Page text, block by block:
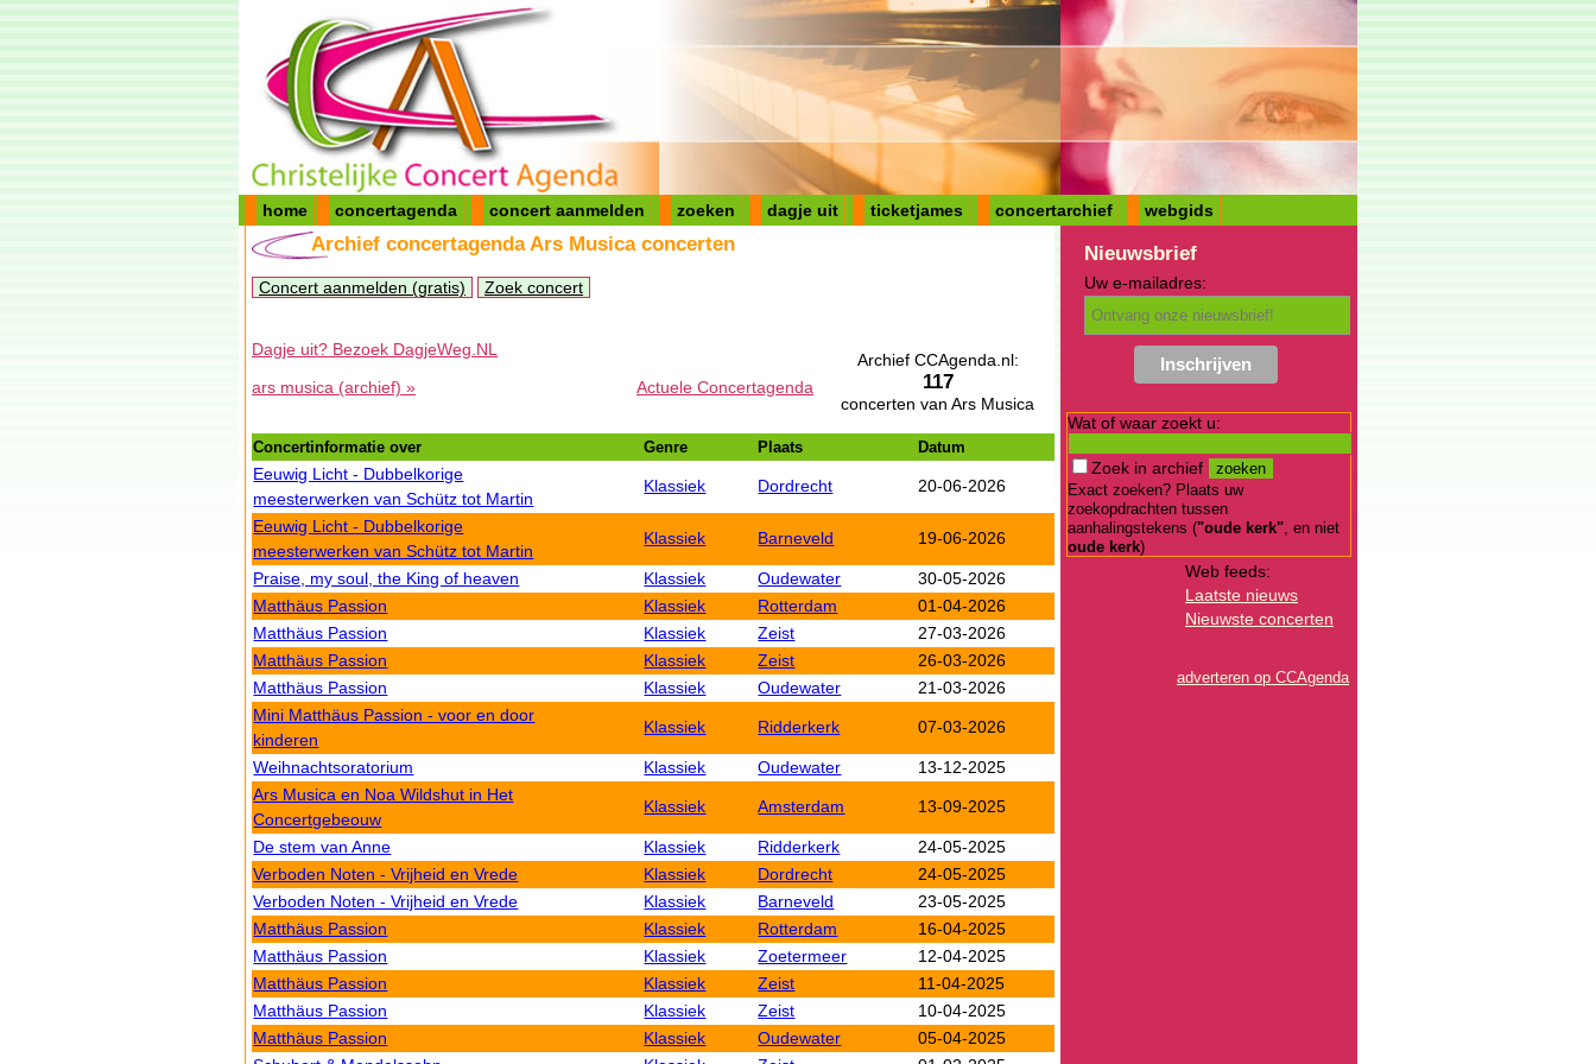
home concertagenda concert aanmelden zoeken dagje uit ticketjames concertarchief webgids
Archief concertagenda Ars Musica concerten
Concert aanmelden (gratis) Zoek concert
Archief CCAgenda.nl:
117
concerten van Ars Musica
Dagje uit? Bezoek DagjeWeg.NL
ars musica (archief) »
Actuele Concertagenda
Concertinformatie over Genre Plaats Datum
Eeuwig Licht - Dubbelkorige
meesterwerken van Schütz tot Martin
Klassiek Dordrecht 20-06-2026
Eeuwig Licht - Dubbelkorige
meesterwerken van Schütz tot Martin
Klassiek Barneveld 19-06-2026
Praise, my soul, the King of heaven Klassiek Oudewater
30-05-2026
Matthäus Passion
Klassiek Rotterdam
01-04-2026
Matthäus Passion
Klassiek Zeist
27-03-2026
Matthäus Passion
Klassiek Zeist
26-03-2026
Matthäus Passion
Klassiek Oudewater
21-03-2026
Mini Matthäus Passion - voor en door
kinderen
Klassiek Ridderkerk 07-03-2026
Weihnachtsoratorium Klassiek Oudewater
13-12-2025
Ars Musica en Noa Wildshut in Het
Concertgebeouw
Klassiek Amsterdam 13-09-2025
De stem van Anne Klassiek Ridderkerk
24-05-2025
Verboden Noten - Vrijheid en Vrede
Klassiek Dordrecht
24-05-2025
Verboden Noten - Vrijheid en Vrede
Klassiek Barneveld
23-05-2025
Matthäus Passion
Klassiek Rotterdam
16-04-2025
Matthäus Passion
Klassiek Zoetermeer
12-04-2025
Matthäus Passion
Klassiek Zeist
11-04-2025
Matthäus Passion
Klassiek Zeist
10-04-2025
Matthäus Passion
Klassiek Oudewater
05-04-2025
Nieuwsbrief
Uw e-mailadres:
Wat of waar zoekt u:
Zoek in archief
Exact zoeken? Plaats uw
zoekopdrachten tussen
aanhalingstekens ("oude kerk", en niet
oude kerk)
Web feeds:
Laatste nieuws
Nieuwste concerten
adverteren op CCAgenda